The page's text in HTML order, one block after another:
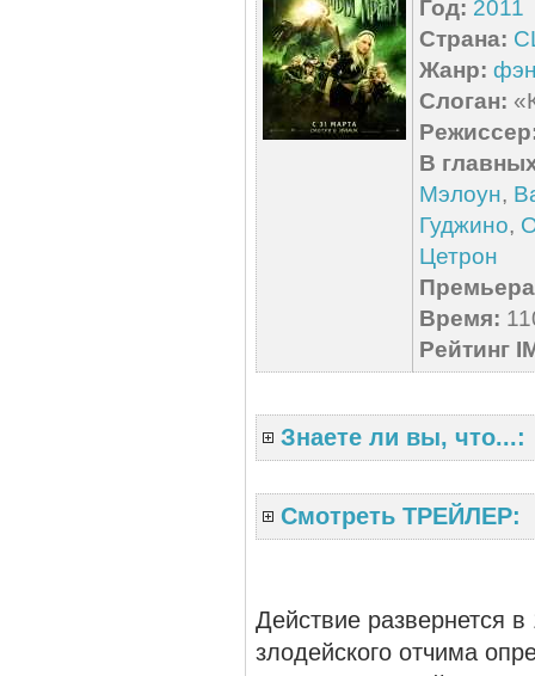
Год: 2011
Страна:
Жанр:
Слоган:
В
Мэлоун,
Гуджино,
Цетрон
Время:
Рейтинг
Знаете ли вы, что...:
Смотреть ТРЕЙЛЕР:
Действие развернется
злодейского отчима